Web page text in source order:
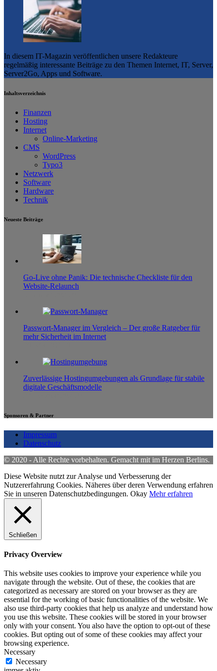
In diesem IT-Magazin veröffentlichen unsere Redakteure
regelmäßig interessante Beiträge zu den Themen Internet, IT, Server,
Server2Go, Apps und Software.
Inhaltsverzeichnis
Finanzen
Hosting
Internet
Online-Marketing
CMS
WordPress
Typo3
Netzwerk
Software
Hardware
Technik
Neueste Beiträge
Go-Live ohne Panik: Die technische Checkliste für den
Website-Relaunch
Passwort-Manager im Vergleich – Der große Ratgeber für
mehr Sicherheit im Internet
Zuverlässige Hostingumgebungen als Grundlage für stabile
digitale Geschäftsmodelle
Sponsoren & Partner
Impressum
Datenschutz
© 2020 - Alle Rechte vorbehalten. Gemacht mit im Herzen Berlins.
Diese Website nutzt zur Analyse und Verbesserung der
Nutzererfahrung Cookies. Näheres über deren Verwendung erfahren
Sie in unseren Datenschutzbedingungen. Okay Mehr erfahren
Schließen
Privacy Overview
This website uses cookies to improve your experience while you
navigate through the website. Out of these, the cookies that are
categorized as necessary are stored on your browser as they are
essential for the working of basic functionalities of the website. We
also use third-party cookies that help us analyze and understand how
you use this website. These cookies will be stored in your browser
only with your consent. You also have the option to opt-out of these
cookies. But opting out of some of these cookies may affect your
browsing experience.
Necessary
Necessary